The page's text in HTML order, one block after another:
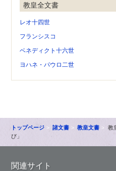
教皇全文書
レオ十四世
フランシスコ
ベネディクト十六世
ヨハネ・パウロ二世
トップページ 諸文書 教皇文書
教
び」
関連サイト